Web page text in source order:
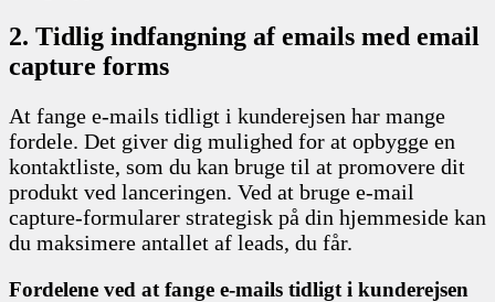
2. Tidlig indfangning af emails med email
capture forms
At fange e-mails tidligt i kunderejsen har mange
fordele. Det giver dig mulighed for at opbygge en
kontaktliste, som du kan bruge til at promovere dit
produkt ved lanceringen. Ved at bruge e-mail
capture-formularer strategisk på din hjemmeside kan
du maksimere antallet af leads, du får.
Fordelene ved at fange e-mails tidligt i kunderejsen